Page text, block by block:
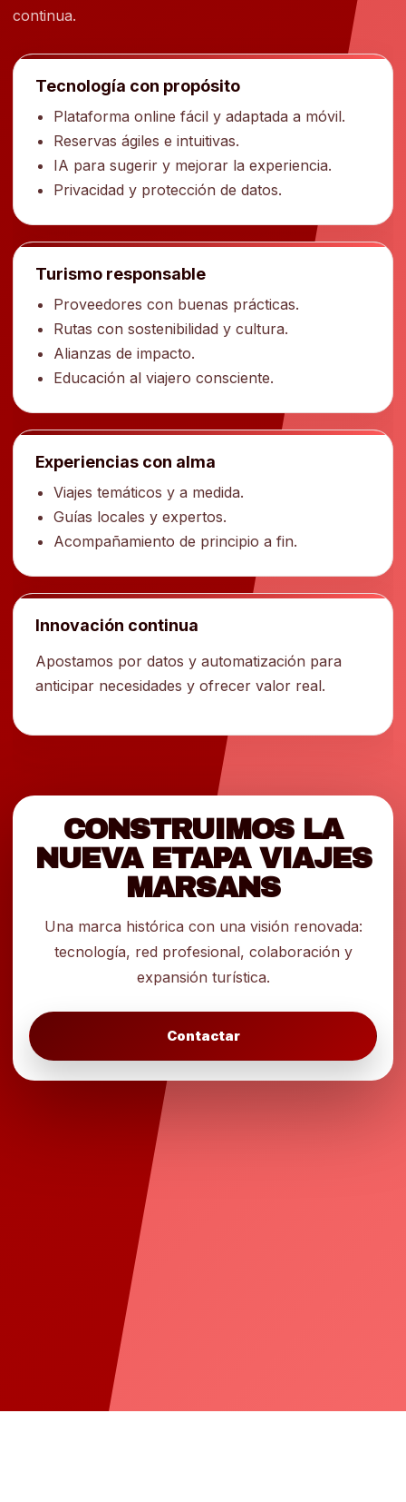
continua.
Tecnología con propósito
Plataforma online fácil y adaptada a móvil.
Reservas ágiles e intuitivas.
IA para sugerir y mejorar la experiencia.
Privacidad y protección de datos.
Turismo responsable
Proveedores con buenas prácticas.
Rutas con sostenibilidad y cultura.
Alianzas de impacto.
Educación al viajero consciente.
Experiencias con alma
Viajes temáticos y a medida.
Guías locales y expertos.
Acompañamiento de principio a fin.
Innovación continua
Apostamos por datos y automatización para
anticipar necesidades y ofrecer valor real.
CONSTRUIMOS LA
NUEVA ETAPA VIAJES
MARSANS
Una marca histórica con una visión renovada:
tecnología, red profesional, colaboración y
expansión turística.
Contactar